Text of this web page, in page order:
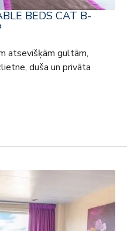
BEDS CAT B-
atsevišķām gultām,
duša un privāta